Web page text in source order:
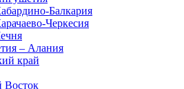
Балкария
Черкесия
– Алания
край
Восток